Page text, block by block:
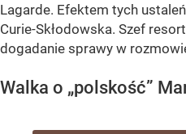
Lagarde. Efektem tych
Curie-Skłodowska. Szef
dogadanie sprawy w
Walka o „polskość”